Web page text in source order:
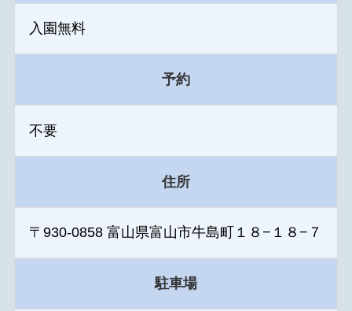
入園無料
予約
不要
住所
〒930-0858 富山県富山市牛島町１８−１８−７
駐車場